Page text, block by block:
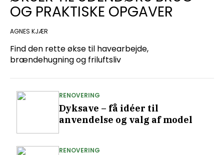
OG PRAKTISKE OPGAVER
Find den rette økse til havearbejde,
brændehugning og friluftsliv
AGNES KJÆR
Dyksave – få idéer til
anvendelse og valg af model
RENOVERING
RENOVERING